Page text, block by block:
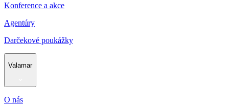
Konference a akce
Agentúry
Darčekové poukážky
Valamar
O nás